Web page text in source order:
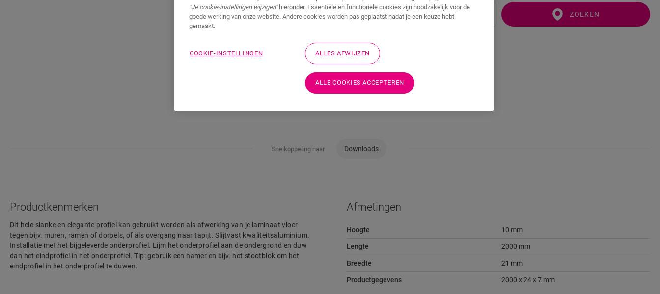
ZOEKEN
Snelkoppeling naar Downloads
Productkenmerken
Dit hele slanke en elegante profiel kan gebruikt worden als afwerking van je laminaat vloer
tegen bijv. muren, ramen of dorpels, of als overgang naar tapijt. Slijtvast kwaliteitsaluminium.
Installatie met het bijgeleverde onderprofiel. Lijm het onderprofiel aan de ondergrond en duw
dan het eindprofiel in het onderprofiel. Tip: gebruik een hamer en bijv. het stootblok om het
eindprofiel in het onderprofiel te duwen.
Afmetingen
Hoogte 10 mm
Lengte 2000 mm
Breedte 21 mm
Productgegevens 2000 x 24 x 7 mm
"Je cookie-instellingen wijzigen"hieronder. Essentiële en functionele cookies zijn noodzakelijk voor de
goede werking van onze website. Andere cookies worden pas geplaatst nadat je een keuze hebt
gemaakt.
COOKIE-INSTELLINGEN ALLES AFWIJZEN
ALLE COOKIES ACCEPTEREN